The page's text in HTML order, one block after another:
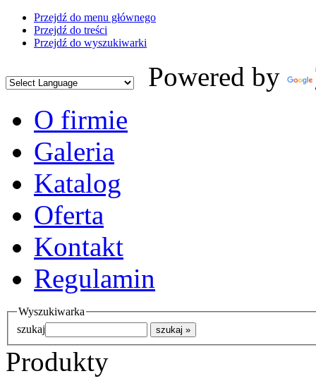
Przejdź do menu głównego
Przejdź do treści
Przejdź do wyszukiwarki
Powered by
O firmie
Galeria
Katalog
Oferta
Kontakt
Regulamin
Wyszukiwarka
szukaj
Produkty